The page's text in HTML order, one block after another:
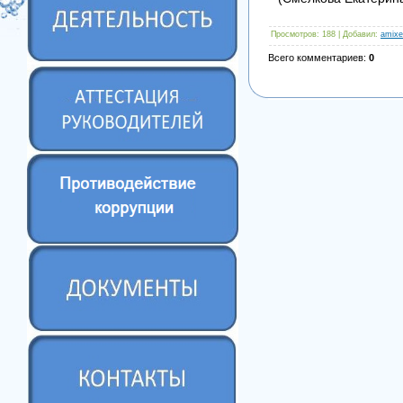
Просмотров: 188 | Добавил:
Всего комментариев: 0